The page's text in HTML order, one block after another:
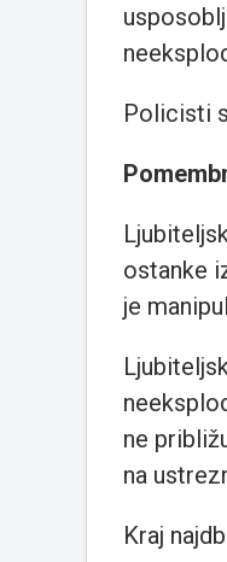
Policisti
ostanke
je
ne
na
Kraj